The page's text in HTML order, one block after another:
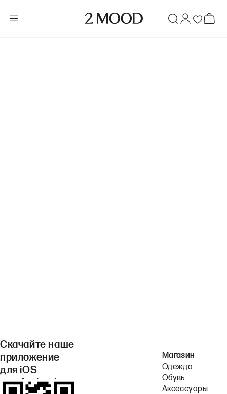
Скачайте наше
приложение
для iOS
или Android.
Магазин
Одежда
Обувь
Аксессуары